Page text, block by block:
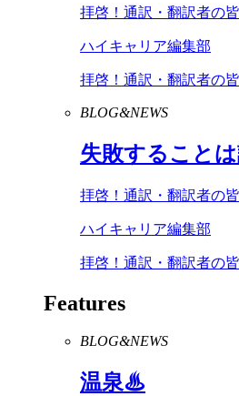
拝啓！通訳・翻訳者の
ハイキャリア編集部
拝啓！通訳・翻訳者の
BLOG&NEWS
失敗すること
拝啓！通訳・翻訳者の
ハイキャリア編集部
拝啓！通訳・翻訳者の
Features
BLOG&NEWS
温泉♨